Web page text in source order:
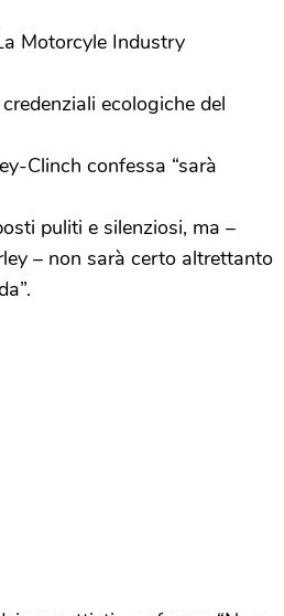
Motorcyle Industry
ecologiche del
Clinch confessa “sarà
puliti e silenziosi, ma –
– non sarà certo altrettanto